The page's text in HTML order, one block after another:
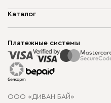
О компании
Способы оплаты
Рассрочка и кредит
Гарантия
Карта сайта
Политика конфиденциальности
Каталог
Корпусная мебель
Распродажа мебели
Платежные системы
ООО «ДИВАН БАЙ»